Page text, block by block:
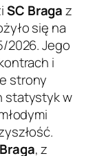
SC Bragaz
się na
2026. Jego
i
strony
statystyk w
, z